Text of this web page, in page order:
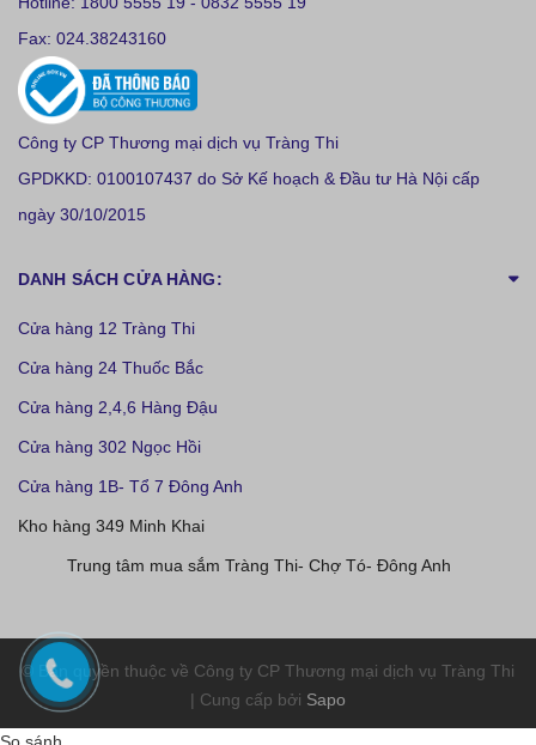
Fax: 024.38243160
Công ty CP Thương mại dịch vụ Tràng Thi
GPDKKD: 0100107437 do Sở Kế hoạch & Đầu tư Hà Nội cấp
ngày 30/10/2015
DANH SÁCH CỬA HÀNG:
Cửa hàng 12 Tràng Thi
Cửa hàng 24 Thuốc Bắc
Cửa hàng 2,4,6 Hàng Đậu
Cửa hàng 302 Ngọc Hồi
Cửa hàng 1B- Tổ 7 Đông Anh
Kho hàng 349 Minh Khai
Trung tâm mua sắm Tràng Thi- Chợ Tó- Đông Anh
© Bản quyền thuộc về Công ty CP Thương mại dịch vụ Tràng Thi
| Cung cấp bởi Sapo
So sánh